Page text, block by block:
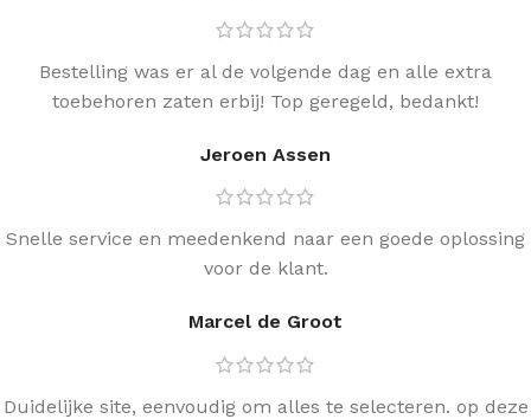
Bestelling was er al de volgende dag en alle extra
toebehoren zaten erbij! Top geregeld, bedankt!
Jeroen Assen
Snelle service en meedenkend naar een goede oplossing
voor de klant.
Marcel de Groot
Duidelijke site, eenvoudig om alles te selecteren. op deze